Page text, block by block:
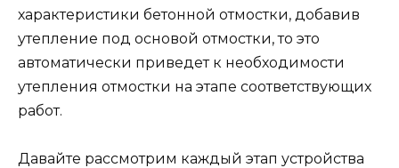
характеристики бетонной отмостки, добавив
утепление под основой отмостки, то это
автоматически приведет к необходимости
утепления отмостки на этапе соответствующих
работ.
Давайте рассмотрим каждый этап устройства